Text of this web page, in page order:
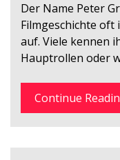
Der Name Peter
Filmgeschichte
auf. Viele kennen
Hauptrollen oder
Continue